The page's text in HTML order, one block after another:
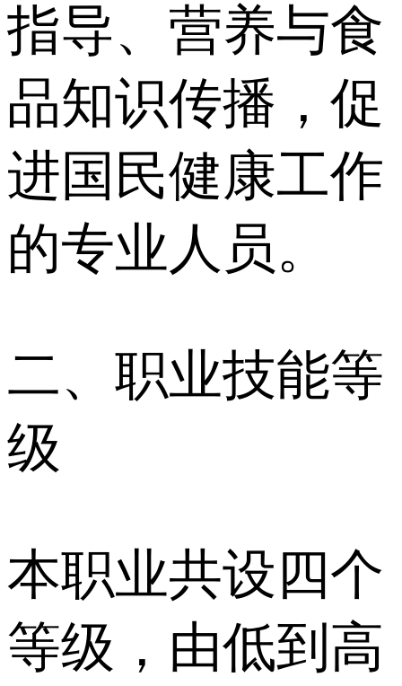
指导、营养与⾷
品知识传播，促
进国民健康⼯作
的专业⼈员。
⼆、职业技能等
级
本职业共设四个
等级，由低到⾼